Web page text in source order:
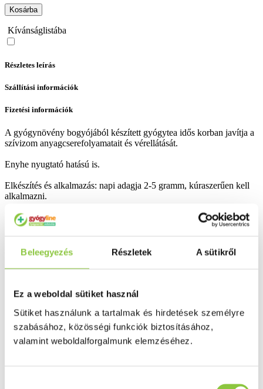
Beleegyezés Részletek A sütikről
Ez a weboldal sütiket használ
Sütiket használunk a tartalmak és hirdetések személyre
szabásához, közösségi funkciók biztosításához,
valamint weboldalforgalmunk elemzéséhez.
Kosárba
Kívánságlistába
Részletes leírás
Szállítási információk
Fizetési információk
A gyógynövény bogyójából készített gyógytea idős korban javítja a
szívizom anyagcserefolyamatait és vérellátását.
Enyhe nyugtató hatású is.
Elkészítés és alkalmazás: napi adagja 2-5 gramm, kúraszerűen kell
alkalmazni.
Bővebben ...
Minőségellenőrzött termékek
Folyamatos akciók
Ezek is érdekelhetik Önt